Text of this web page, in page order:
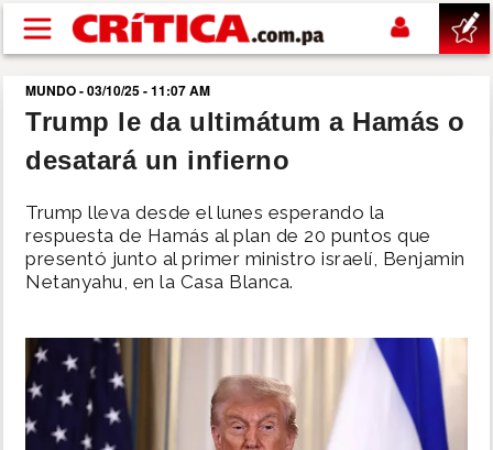
Pasar al contenido principal
buscar
SUCESOS
NACIONAL
POLÍTICA
SHOW
DEPORTES
MUNDO - 03/10/25 - 11:07 AM
Trump le da ultimátum a Hamás o
desatará un infierno
Trump lleva desde el lunes esperando la
respuesta de Hamás al plan de 20 puntos que
presentó junto al primer ministro israelí, Benjamin
Netanyahu, en la Casa Blanca.